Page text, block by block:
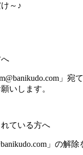
～♪
」宛
いします。
ている方へ
」の解除